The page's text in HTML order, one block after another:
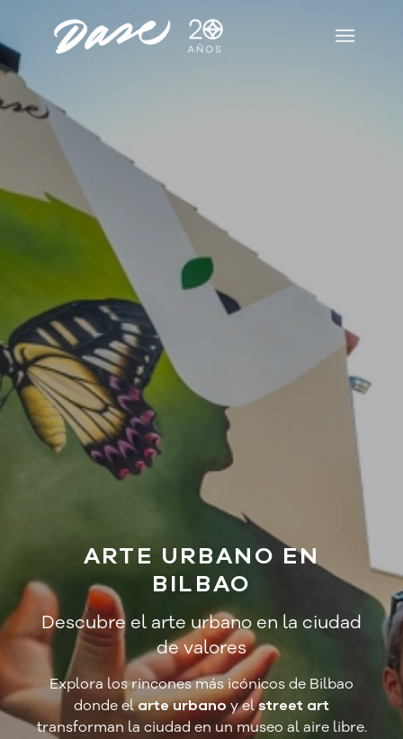
ARTE URBANO EN
BILBAO
Descubre el arte urbano en la ciudad
de valores
Explora los rincones más icónicos de Bilbao
donde elarte urbanoy elstreet art
transforman la ciudad en un museo al aire libre.